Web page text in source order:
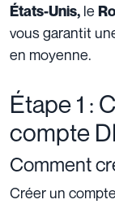
États-Unis, le
vous garantit
en moyenne.
Étape 1 :
compte
Comment
Créer un